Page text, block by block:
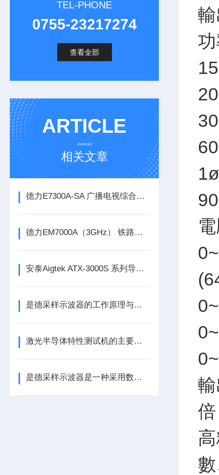
TEL-PHONE
0755-23217274
查看全部
ARTICLE
相关文章
德力E7300A-SA 广播电视综合测试仪（300kHz~3GHz）
德力EM7000A（3GHz） 铁路漏缆测试仪
安泰Aigtek ATX-3000S 系列导通线束测试仪
是德采样示波器的工作原理与日常操作维护指南
激光半导体特性测试机的主要特点
是德采样示波器是一种采用数字化取样技术的测试仪器
倍